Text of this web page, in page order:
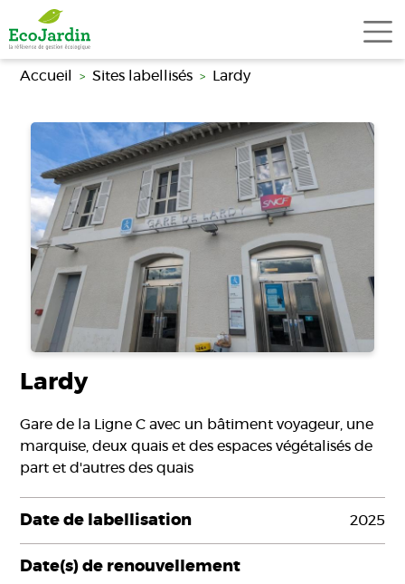
Aller au contenu principal
Accueil Sites labellisés Lardy
Lardy
Gare de la Ligne C avec un bâtiment voyageur, une
marquise, deux quais et des espaces végétalisés de
part et d'autres des quais
Date de labellisation 2025
Date(s) de renouvellement